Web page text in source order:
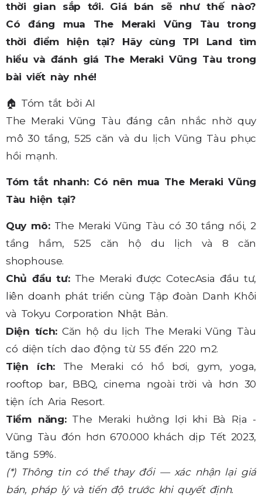
thời gian sắp tới. Giá bán sẽ như thế nào?
Có đáng mua The Meraki Vũng Tàu trong
thời điểm hiện tại? Hãy cùng TPI Land tìm
hiểu và đánh giá The Meraki Vũng Tàu trong
bài viết này nhé!
🏠 Tóm tắt bởi AI
The Meraki Vũng Tàu đáng cân nhắc nhờ quy
mô 30 tầng, 525 căn và du lịch Vũng Tàu phục
hồi mạnh.
Tóm tắt nhanh: Có nên mua The Meraki Vũng
Tàu hiện tại?
Quy mô: The Meraki Vũng Tàu có 30 tầng nổi, 2
tầng hầm, 525 căn hộ du lịch và 8 căn
shophouse.
Chủ đầu tư: The Meraki được CotecAsia đầu tư,
liên doanh phát triển cùng Tập đoàn Danh Khôi
và Tokyu Corporation Nhật Bản.
Diện tích: Căn hộ du lịch The Meraki Vũng Tàu
có diện tích dao động từ 55 đến 220 m2.
Tiện ích:
The Meraki có hồ bơi, gym, yoga,
rooftop bar, BBQ, cinema ngoài trời và hơn 30
tiện ích Aria Resort.
Tiềm năng: The Meraki hưởng lợi khi Bà Rịa -
Vũng Tàu đón hơn 670.000 khách dịp Tết 2023,
tăng 59%.
(*) Thông tin có thể thay đổi — xác nhận lại giá
bán, pháp lý và tiến độ trước khi quyết định.